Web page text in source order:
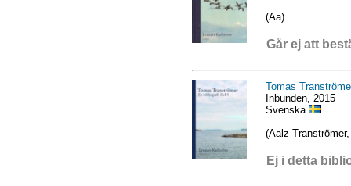
(Aa)
Går ej att
Tomas
Inbunden, 2015
Svenska
(Aalz
Ej i detta